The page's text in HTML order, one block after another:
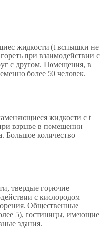
жидкости (t вспышки не
при взаимодействии с
с другом. Помещения, в
более 50 человек.
жидкости с t
взрыве в помещении
Большое количество
твердые горючие
с кислородом
Общественные
5), гостиницы, имеющие
здания.